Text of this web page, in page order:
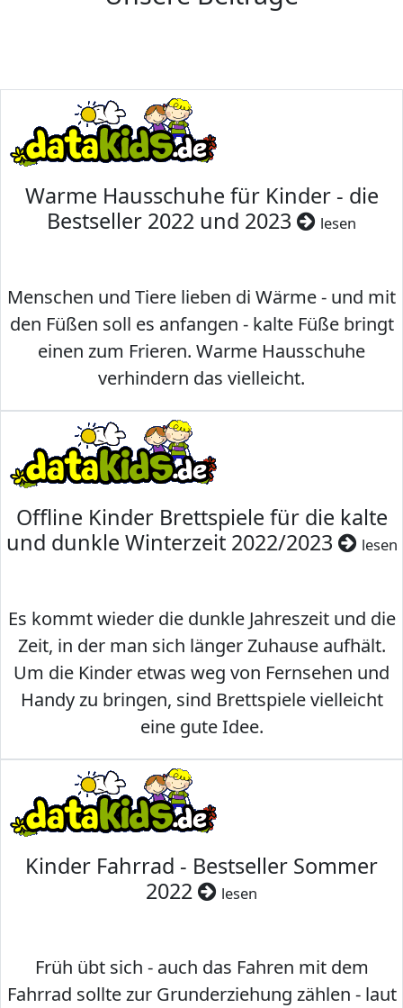
Warme Hausschuhe für Kinder - die
Bestseller 2022 und 2023
lesen
Menschen und Tiere lieben di Wärme - und mit
den Füßen soll es anfangen - kalte Füße bringt
einen zum Frieren. Warme Hausschuhe
verhindern das vielleicht.
Offline Kinder Brettspiele für die kalte
und dunkle Winterzeit 2022/2023
lesen
Es kommt wieder die dunkle Jahreszeit und die
Zeit, in der man sich länger Zuhause aufhält.
Um die Kinder etwas weg von Fernsehen und
Handy zu bringen, sind Brettspiele vielleicht
eine gute Idee.
Kinder Fahrrad - Bestseller Sommer
2022
lesen
Früh übt sich - auch das Fahren mit dem
Fahrrad sollte zur Grunderziehung zählen - laut